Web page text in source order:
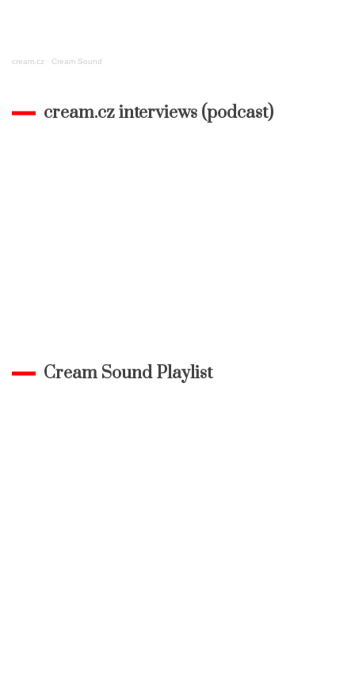
cream.cz · Cream Sound
cream.cz interviews (podcast)
Cream Sound Playlist